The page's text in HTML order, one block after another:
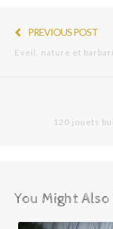
PREVIOUS POST
Eveil, nature et
120 jouets
You Might Also